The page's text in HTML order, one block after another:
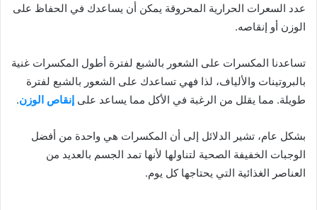
عدد السعرات الحرارية المحروقة يمكن أن يساعدك في الحفاظ على
الوزن أو إنقاصه.
تساعدنا المكسرات على الشعور بالشبع لفترة أطول المكسرات غنية
بالبروتينات والألياف، لذا فهي تساعدك على الشعور بالشبع لفترة
طويلة. مما يقلل من الرغبة في الأكل مما يساعد على إنقاص الوزن.
بشكل عام، تشير الدلائل إلى أن المكسرات هي واحدة من أفضل
الوجبات الخفيفة الصحية لتناولها لأنها تمد الجسم بالعديد من
العناصر الغذائية التي يحتاجها كل يوم.